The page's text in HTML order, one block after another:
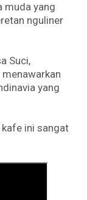
muda yang
nguliner
Suci,
menawarkan
yang
kafe ini sangat